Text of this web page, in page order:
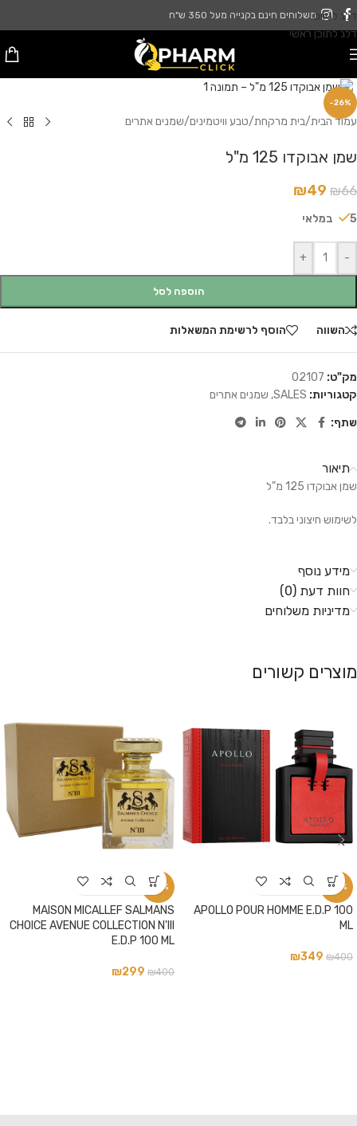
דלג לניווט
דלג לתוכן ראשי
משלוחים חינם בקנייה מעל 350 ש"ח
-26%
עמוד הבית/בית מרקחת/טבע וויטמינים/שמנים אתרים
שמן אבוקדו 125 מ"ל
₪66
₪49
5 במלאי
-
+
הוספה לסל
השווה הוסף לרשימת המשאלות
מק"ט: 02107
קטגוריות: SALES
, שמנים אתרים
שתף:
תיאור
שמן אבוקדו 125 מ"ל
לשימוש חיצוני בלבד.
מידע נוסף
חוות דעת (0)
מדיניות משלוחים
מוצרים קשורים
-13%
APOLLO POUR HOMME E.D.P 100
ML
₪400
₪349
-25%
MAISON MICALLEF SALMANS
CHOICE AVENUE COLLECTION N'III
E.D.P 100 ML
₪400
₪299